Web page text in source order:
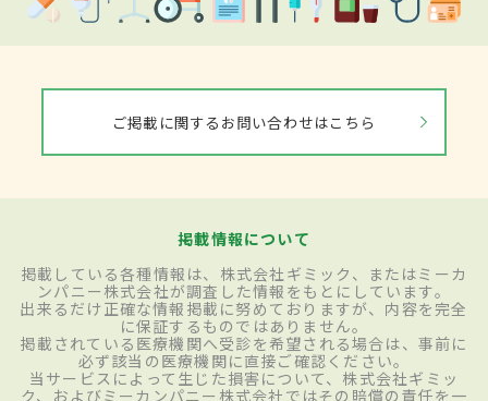
ご掲載に関するお問い合わせはこちら
掲載情報について
掲載している各種情報は、株式会社ギミック、またはミーカ
ンパニー株式会社が調査した情報をもとにしています。
出来るだけ正確な情報掲載に努めておりますが、内容を完全
に保証するものではありません。
掲載されている医療機関へ受診を希望される場合は、事前に
必ず該当の医療機関に直接ご確認ください。
当サービスによって生じた損害について、株式会社ギミッ
ク、およびミーカンパニー株式会社ではその賠償の責任を一